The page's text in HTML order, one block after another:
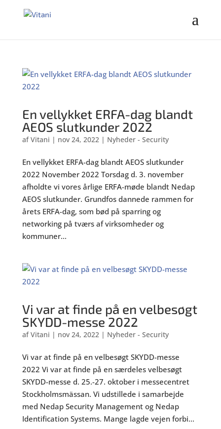
En vellykket ERFA-dag blandt
AEOS slutkunder 2022
afVitani | nov 24, 2022| Nyheder - Security
En vellykket ERFA-dag blandt AEOS slutkunder
2022 November 2022 Torsdag d. 3. november
afholdte vi vores årlige ERFA-møde blandt Nedap
AEOS slutkunder. Grundfos dannede rammen for
årets ERFA-dag, som bød på sparring og
networking på tværs af virksomheder og
kommuner...
Vi var at finde på en velbesøgt
SKYDD-messe 2022
afVitani | nov 24, 2022| Nyheder - Security
Vi var at finde på en velbesøgt SKYDD-messe
2022 Vi var at finde på en særdeles velbesøgt
SKYDD-messe d. 25.-27. oktober i messecentret
Stockholmsmässan. Vi udstillede i samarbejde
med Nedap Security Management og Nedap
Identification Systems. Mange lagde vejen forbi...